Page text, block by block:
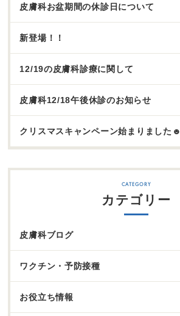
皮膚科お盆期間の休診日について
新登場！！
12/19の皮膚科診療に関して
皮膚科12/18午後休診のお知らせ
クリスマスキャンペーン始まりました☻
カテゴリー
皮膚科ブログ
ワクチン・予防接種
お役立ち情報